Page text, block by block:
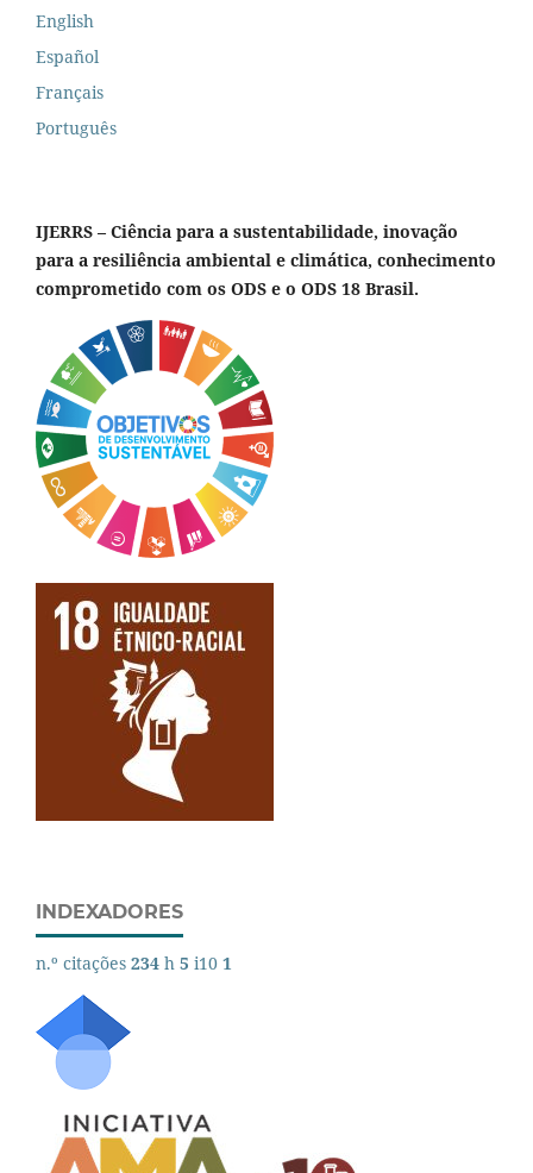
English
Español
Français
Português
IJERRS – Ciência para a sustentabilidade, inovação
para a resiliência ambiental e climática, conhecimento
comprometido com os ODS e o ODS 18 Brasil.
INDEXADORES
n.º citações 234 h 5 i10 1